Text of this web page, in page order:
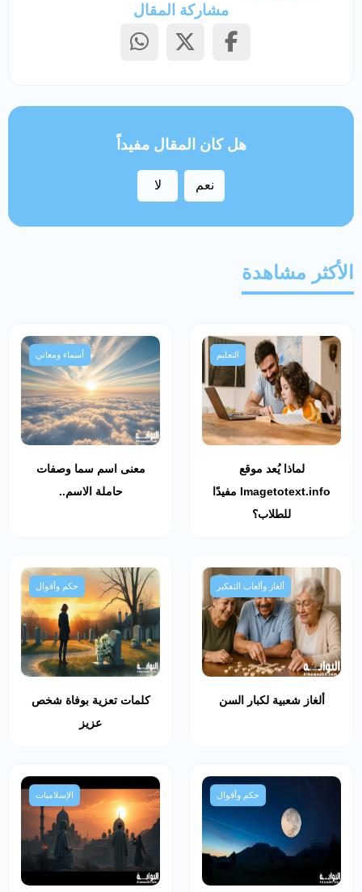
مشاركة المقال
هل كان المقال مفيداً
نعم لا
الأكثر مشاهدة
التعليم
لماذا يُعد موقع
Imagetotext.info مفيدًا
للطلاب؟
أسماء ومعاني
معنى اسم سما وصفات
حاملة الاسم..
ألغاز وألعاب التفكير
ألغاز شعبية لكبار السن
حكم وأقوال
كلمات تعزية بوفاة شخص
عزيز
حكم وأقوال الإسلاميات